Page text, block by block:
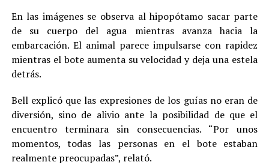
En las imágenes se observa al hipopótamo sacar parte
de su cuerpo del agua mientras avanza hacia la
embarcación. El animal parece impulsarse con rapidez
mientras el bote aumenta su velocidad y deja una estela
detrás.
Bell explicó que las expresiones de los guías no eran de
diversión, sino de alivio ante la posibilidad de que el
encuentro terminara sin consecuencias. “Por unos
momentos, todas las personas en el bote estaban
realmente preocupadas”, relató.